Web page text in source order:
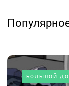
БОЛЬШОЙ